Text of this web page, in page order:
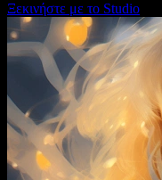
Ξεκινήστε με το Studio